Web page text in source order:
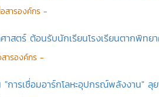
สารองค์กร -
สตร์ ต้อนรับนักเรียนโรงเรียนตากพิท
ารองค์กร -
การเชื่อมอาร์กโลหะอุปกรณ์พลังงาน"